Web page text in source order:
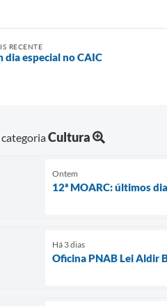
RECENTE
dia especial no CAIC
Cultura
Ontem
12ª MOARC: últimos
Há 3 dias
Oficina PNAB Lei Aldir